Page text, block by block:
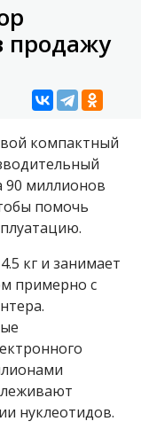
продажу
компактный
90 миллионов
помочь
кг и занимает
примерно с
нуклеотидов.